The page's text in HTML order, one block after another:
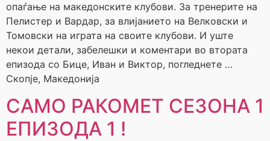
опаѓање на македонските клубови. За тренерите на
Пелистер и Вардар, за влијанието на Велковски и
Томовски на играта на своите клубови. И уште
некои детали, забелешки и коментари во втората
епизода со Бице, Иван и Виктор, погледнете …
Скопје, Македонија
САМО РАКОМЕТ СЕЗОНА 1
ЕПИЗОДА 1 !